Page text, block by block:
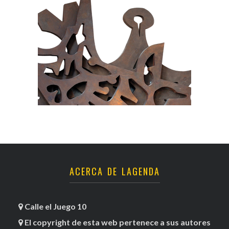
ACERCA DE LAGENDA
Calle el Juego 10
El copyright de esta web pertenece a sus autores